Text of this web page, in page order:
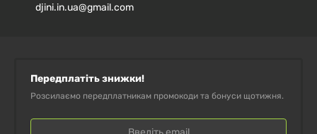
djini.in.ua@gmail.com
Передплатіть знижки!
Розсилаємо передплатникам промокоди та бонуси щотижня.